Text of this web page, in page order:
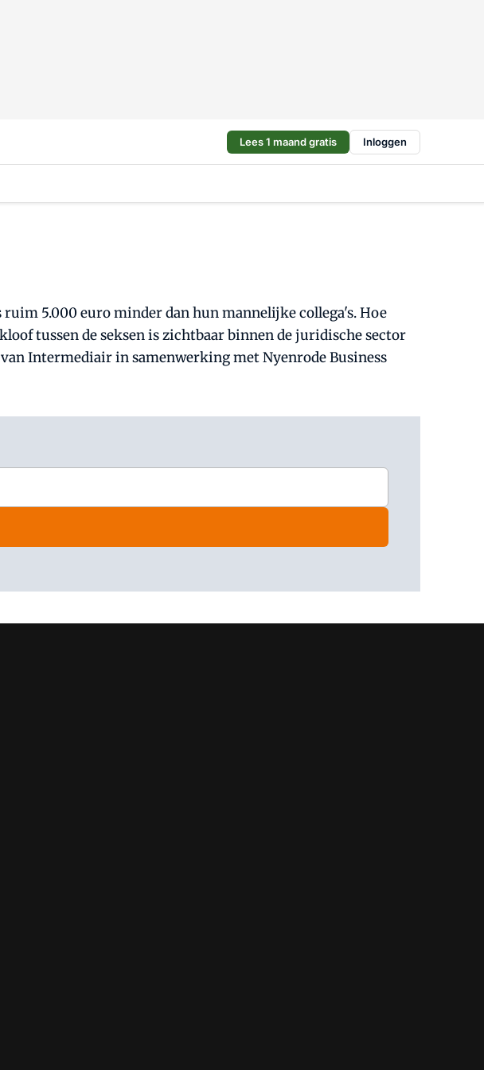
Lees 1 maand gratis Inloggen
5.000 euro minder dan hun mannelijke collega's. Hoe
tussen de seksen is zichtbaar binnen de juridische sector
Intermediair in samenwerking met Nyenrode Business